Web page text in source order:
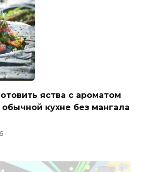
яства с ароматом
кухне без мангала